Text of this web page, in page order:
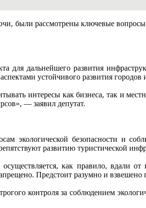
были рассмотрены ключевые
для дальнейшего развития
устойчивого развития городов
интересы как бизнеса, так и
— заявил депутат.
экологической безопасности и
развитию туристической
как правило, вдали
Предстоит разумно и
контроля за соблюдением